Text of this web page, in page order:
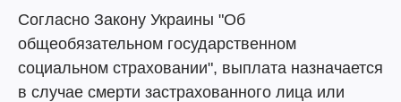
Согласно Закону Украины "Об
общеобязательном государственном
социальном страховании", выплата назначается
в случае смерти застрахованного лица или